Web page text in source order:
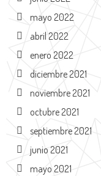
mayo 2022
abril 2022
enero 2022
diciembre 2021
noviembre 2021
octubre 2021
septiembre 2021
junio 2021
mayo 2021